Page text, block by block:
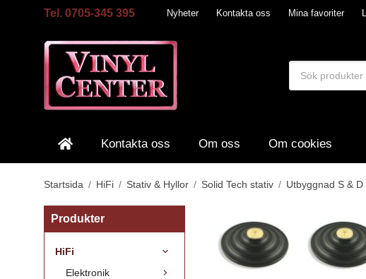
Tel. 0705-345 395 Nyheter Kontakta oss Mina favoriter
Kontakta oss Om oss Om cookies
Startsida / HiFi / Stativ & Hyllor / Solid Tech stativ / Utbyggnad S & D
Produkter
HiFi
Elektronik